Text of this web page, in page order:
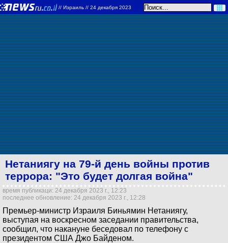
// Израиль // 24 декабря 2023
Нетаниягу на 79-й день войны против
террора: "Это будет долгая война"
время публикаци: 24 декабря 2023 г., 12:23
последнее обновление: 24 декабря 2023 г., 12:28
Премьер-министр Израиля Биньямин Нетаниягу,
выступая на воскресном заседании правительства,
сообщил, что накануне беседовал по телефону с
президентом США Джо Байденом.